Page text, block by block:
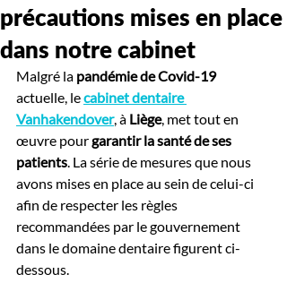
précautions mises en place
dans notre cabinet
Malgré la pandémie de Covid-19
actuelle, le cabinet dentaire
Vanhakendover, à Liège, met tout en
œuvre pour garantir la santé de ses
patients. La série de mesures que nous
avons mises en place au sein de celui-ci
afin de respecter les règles
recommandées par le gouvernement
dans le domaine dentaire figurent ci-
dessous.